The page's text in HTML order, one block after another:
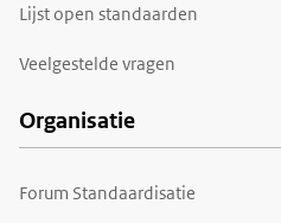
Lijst open standaarden
Veelgestelde vragen
Organisatie
Forum Standaardisatie